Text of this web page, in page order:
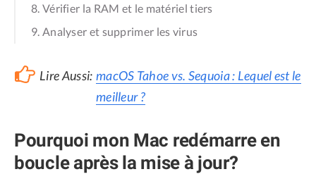
8. Vérifier la RAM et le matériel tiers
9. Analyser et supprimer les virus
Lire Aussi: macOS Tahoe vs. Sequoia : Lequel est le
meilleur ?
Pourquoi mon Mac redémarre en
boucle après la mise à jour?